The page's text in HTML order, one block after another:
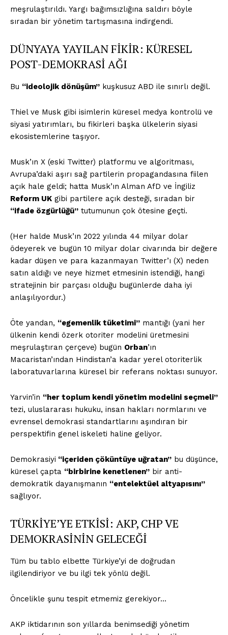
meşrulaştırıldı. Yargı bağımsızlığına saldırı böyle
sıradan bir yönetim tartışmasına indirgendi.
DÜNYAYA YAYILAN FİKİR: KÜRESEL
POST-DEMOKRASİ AĞI
Bu “ideolojik dönüşüm” kuşkusuz ABD ile sınırlı değil.
Thiel ve Musk gibi isimlerin küresel medya kontrolü ve
siyasi yatırımları, bu fikirleri başka ülkelerin siyasi
ekosistemlerine taşıyor.
Musk’ın X (eski Twitter) platformu ve algoritması,
Avrupa’daki aşırı sağ partilerin propagandasına fiilen
açık hale geldi; hatta Musk’ın Alman AfD ve İngiliz
Reform UK gibi partilere açık desteği, sıradan bir
“ifade özgürlüğü” tutumunun çok ötesine geçti.
(Her halde Musk’ın 2022 yılında 44 milyar dolar
ödeyerek ve bugün 10 milyar dolar civarında bir değere
kadar düşen ve para kazanmayan Twitter’ı (X) neden
satın aldığı ve neye hizmet etmesinin istendiği, hangi
stratejinin bir parçası olduğu bugünlerde daha iyi
anlaşılıyordur.)
Öte yandan, “egemenlik tüketimi” mantığı (yani her
ülkenin kendi özerk otoriter modelini üretmesini
meşrulaştıran çerçeve) bugün Orban’ın
Macaristan’ından Hindistan’a kadar yerel otoriterlik
laboratuvarlarına küresel bir referans noktası sunuyor.
Yarvin’in “her toplum kendi yönetim modelini seçmeli”
tezi, uluslararası hukuku, insan hakları normlarını ve
evrensel demokrasi standartlarını aşındıran bir
perspektifin genel iskeleti haline geliyor.
Demokrasiyi “içeriden çöküntüye uğratan” bu düşünce,
küresel çapta “birbirine kenetlenen” bir anti-
demokratik dayanışmanın “entelektüel altyapısını”
sağlıyor.
TÜRKİYE’YE ETKİSİ: AKP, CHP VE
DEMOKRASİNİN GELECEĞİ
Tüm bu tablo elbette Türkiye’yi de doğrudan
ilgilendiriyor ve bu ilgi tek yönlü değil.
Öncelikle şunu tespit etmemiz gerekiyor…
AKP iktidarının son yıllarda benimsediği yönetim